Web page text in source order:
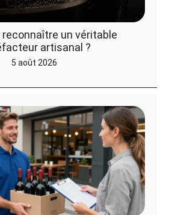
un véritable
artisanal ?
5 août 2026